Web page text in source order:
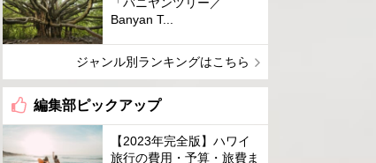
「バニヤンツリー／
Banyan T...
ジャンル別ランキングはこちら
編集部ピックアップ
【2023年完全版】ハワイ
旅行の費用・予算・旅費ま